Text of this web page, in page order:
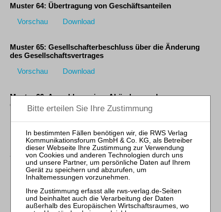
Muster 64: Übertragung von Geschäftsanteilen
Vorschau
Download
Muster 65: Gesellschafterbeschluss über die Änderung
des Gesellschaftsvertrages
Vorschau
Download
Muster 66: Anmeldung einer Abänderung des
Gesellschaftsvertrages
Vorschau
Download
Muster 67: Kapitalerhöhungsbeschluss mit Bar- und
Sacheinlagen und Übernahmeerklärungen
Vorschau
Download
Muster 68: Anmeldung der Erhöhung des Stammkapitals
bei Geld- und Sacheinlagen